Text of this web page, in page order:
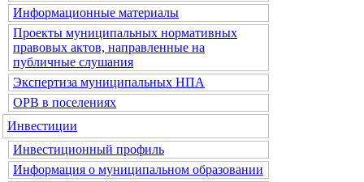
Информационные материалы
Проекты муниципальных нормативных
правовых актов, направленные на
публичные слушания
Экспертиза муниципальных НПА
ОРВ в поселениях
Инвестиции
Инвестиционный профиль
Информация о муниципальном образовании